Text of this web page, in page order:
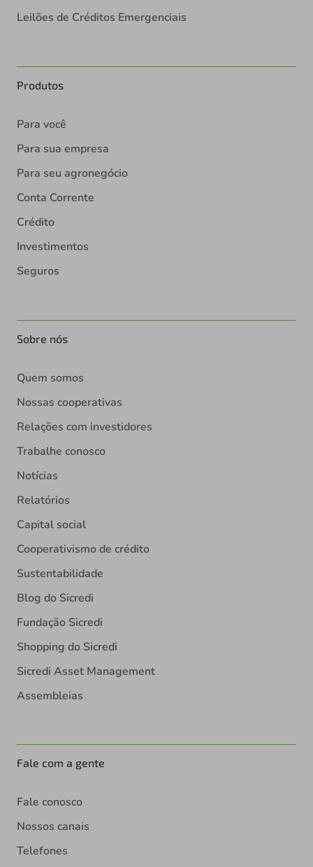
Leilões de Créditos Emergenciais
Produtos
Para você
Para sua empresa
Para seu agronegócio
Conta Corrente
Crédito
Investimentos
Seguros
Sobre nós
Quem somos
Nossas cooperativas
Relações com investidores
Trabalhe conosco
Notícias
Relatórios
Capital social
Cooperativismo de crédito
Sustentabilidade
Blog do Sicredi
Fundação Sicredi
Shopping do Sicredi
Sicredi Asset Management
Assembleias
Fale com a gente
Fale conosco
Nossos canais
Telefones